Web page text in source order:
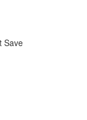
Save